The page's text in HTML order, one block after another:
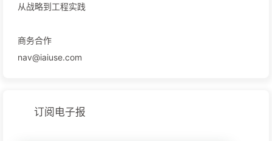
从战略到工程实践
商务合作
nav@iaiuse.com
订阅电子报